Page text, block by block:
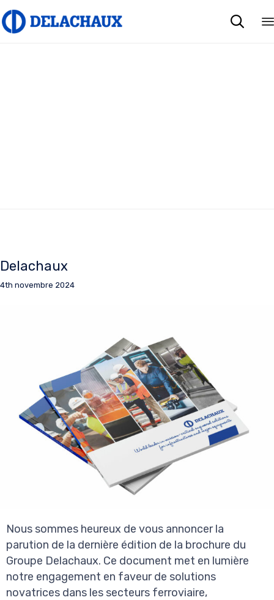

Delachaux
4th novembre 2024
Nous sommes heureux de vous annoncer la
parution de la dernière édition de la brochure du
Groupe Delachaux. Ce document met en lumière
notre engagement en faveur de solutions
novatrices dans les secteurs ferroviaire,